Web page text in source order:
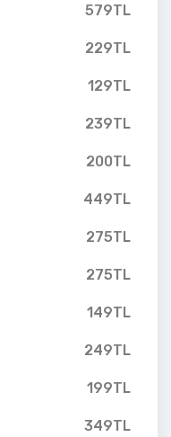
579TL
229TL
129TL
239TL
200TL
449TL
275TL
275TL
149TL
249TL
199TL
349TL